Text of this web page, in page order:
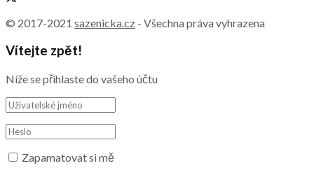
© 2017-2021 sazenicka.cz - Všechna práva vyhrazena
Vítejte zpět!
Níže se přihlaste do vašeho účtu
Zapamatovat si mě